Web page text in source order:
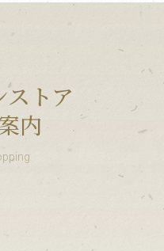
ストア
内